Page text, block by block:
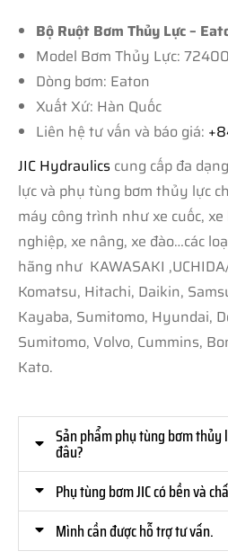
Bộ Ruột Bơm Thủy Lực –
Model Bơm Thủy Lực: 72400
Dòng bơm: Eaton
Xuất Xứ: Hàn Quốc
Liên hệ tư vấn và báo giá:
JIC Hydraulics cung cấp đa
lực và phụ tùng bơm thủy lực
máy công trình như xe cuốc,
nghiệp, xe nâng, xe đào…các
hãng như KAWASAKI
Komatsu, Hitachi, Daikin,
Kayaba, Sumitomo, Hyundai,
Sumitomo, Volvo, Cummins,
Kato.
Sản phẩm phụ tùng bơm thủy
đâu?
Phụ tùng bơm JIC có bền và
Mình cần được hỗ trợ tư vấn.